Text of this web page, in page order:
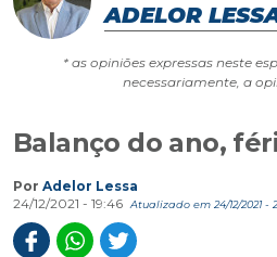
ADELOR
* as opiniões expressas neste
necessariamente, a
Balanço do ano,
Por Adelor Lessa
24/12/2021 - 19:46
Atualizado em 24/12/2021 -